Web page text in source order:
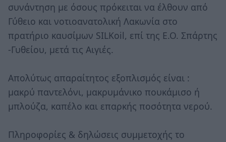
συνάντηση με όσους πρόκειται να έλθουν από
Γύθειο και νοτιοανατολική Λακωνία στο
πρατήριο καυσίμων SILKoil, επί της Ε.Ο. Σπάρτης
-Γυθείου, μετά τις Αιγιές.
Απολύτως απαραίτητος εξοπλισμός είναι :
μακρύ παντελόνι, μακρυμάνικο πουκάμισο ή
μπλούζα, καπέλο και επαρκής ποσότητα νερού.
Πληροφορίες & δηλώσεις συμμετοχής το